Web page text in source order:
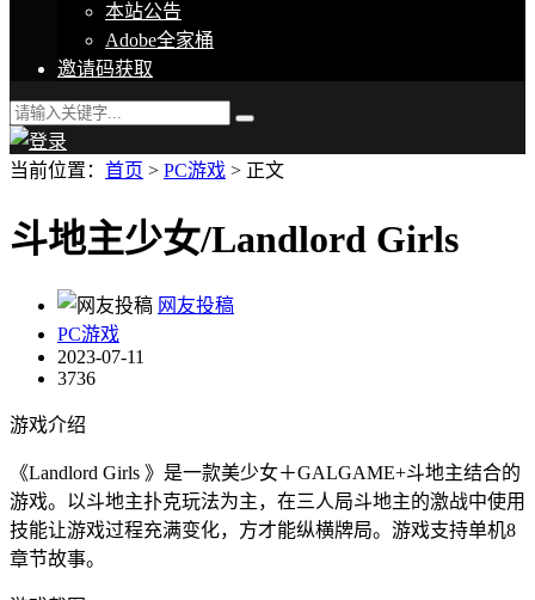
本站公告
Adobe全家桶
邀请码获取
当前位置： 首页 > PC游戏 > 正文
斗地主少女/Landlord Girls
网友投稿
PC游戏
2023-07-11
3736
游戏介绍
《Landlord Girls 》是一款美少女＋GALGAME+斗地主结合的
游戏。以斗地主扑克玩法为主，在三人局斗地主的激战中使用
技能让游戏过程充满变化，方才能纵横牌局。游戏支持单机8
章节故事。